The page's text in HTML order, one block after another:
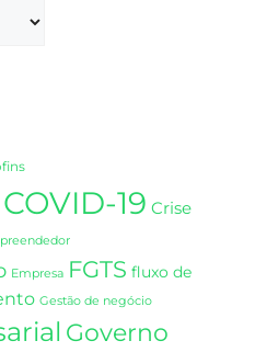
COVID-19 Crise
Empresa FGTS fluxo de
Gestão de negócio
Governo